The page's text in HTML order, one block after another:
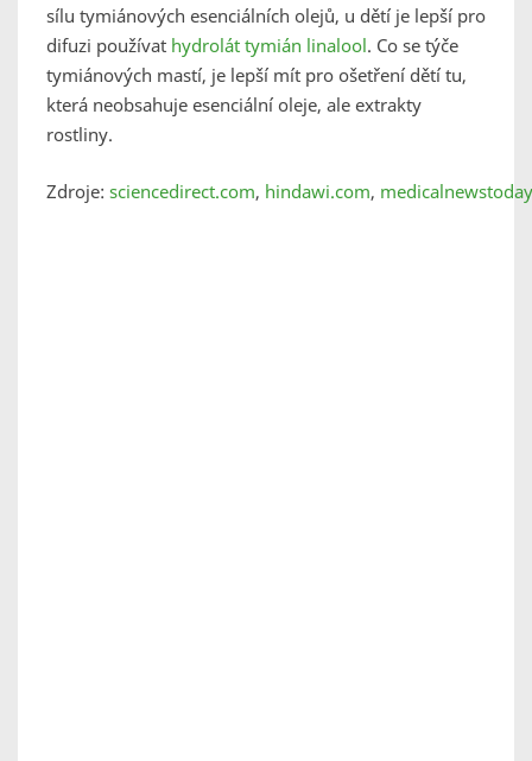
sílu tymiánových esenciálních olejů, u dětí je lepší pro
difuzi používat hydrolát tymián linalool. Co se týče
tymiánových mastí, je lepší mít pro ošetření dětí tu,
která neobsahuje esenciální oleje, ale extrakty
rostliny.
Zdroje: sciencedirect.com, hindawi.com,